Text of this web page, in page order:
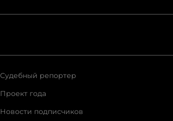
Судебный репортер
Проект года
Новости подписчиков